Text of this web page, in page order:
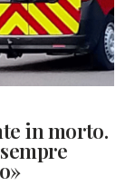
in morto.